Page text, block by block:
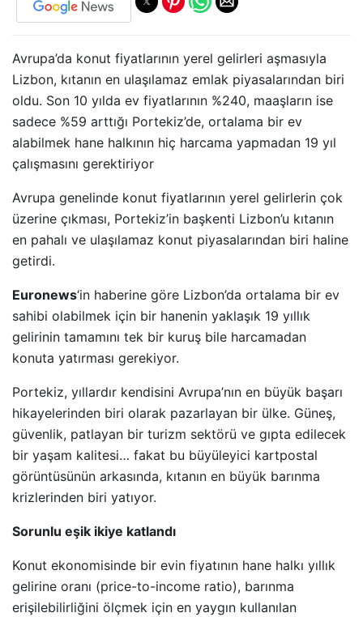
Avrupa’da konut fiyatlarının yerel gelirleri aşmasıyla
Lizbon, kıtanın en ulaşılamaz emlak piyasalarından biri
oldu. Son 10 yılda ev fiyatlarının %240, maaşların ise
sadece %59 arttığı Portekiz’de, ortalama bir ev
alabilmek hane halkının hiç harcama yapmadan 19 yıl
çalışmasını gerektiriyor
Avrupa genelinde konut fiyatlarının yerel gelirlerin çok
üzerine çıkması, Portekiz’in başkenti Lizbon’u kıtanın
en pahalı ve ulaşılamaz konut piyasalarından biri haline
getirdi.
Euronews‘in haberine göre Lizbon’da ortalama bir ev
sahibi olabilmek için bir hanenin yaklaşık 19 yıllık
gelirinin tamamını tek bir kuruş bile harcamadan
konuta yatırması gerekiyor.
Portekiz, yıllardır kendisini Avrupa’nın en büyük başarı
hikayelerinden biri olarak pazarlayan bir ülke. Güneş,
güvenlik, patlayan bir turizm sektörü ve gıpta edilecek
bir yaşam kalitesi… fakat bu büyüleyici kartpostal
görüntüsünün arkasında, kıtanın en büyük barınma
krizlerinden biri yatıyor.
Sorunlu eşik ikiye katlandı
Konut ekonomisinde bir evin fiyatının hane halkı yıllık
gelirine oranı (price-to-income ratio), barınma
erişilebilirliğini ölçmek için en yaygın kullanılan